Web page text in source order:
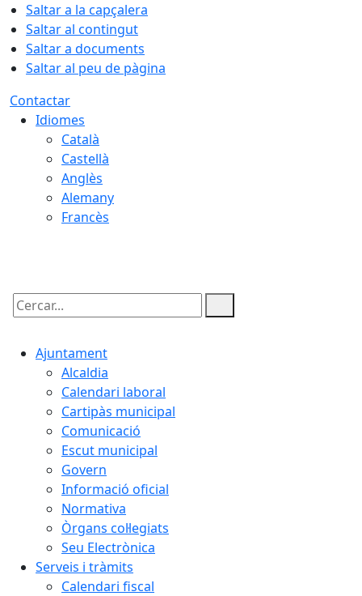
Saltar a la capçalera
Saltar al contingut
Saltar a documents
Saltar al peu de pàgina
Contactar
Idiomes
Català
Castellà
Anglès
Alemany
Francès
Cercar:
Ajuntament
Alcaldia
Calendari laboral
Cartipàs municipal
Comunicació
Escut municipal
Govern
Informació oficial
Normativa
Òrgans col·legiats
Seu Electrònica
Serveis i tràmits
Calendari fiscal